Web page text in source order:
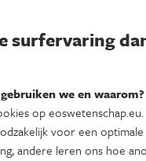
Een bakkerij op
van de aarde
surfervaring
we en waarom?
op eoswetenschap.eu.
voor een optimale
andere leren ons hoe